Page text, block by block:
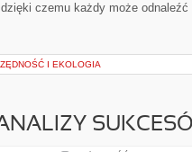
czemu każdy może
I EKOLOGIA